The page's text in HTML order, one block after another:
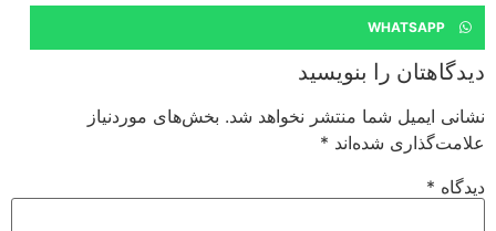
WHATSAPP
دیدگاهتان را بنویسید
نشانی ایمیل شما منتشر نخواهد شد. بخش‌های موردنیاز
علامت‌گذاری شده‌اند*
دیدگاه*